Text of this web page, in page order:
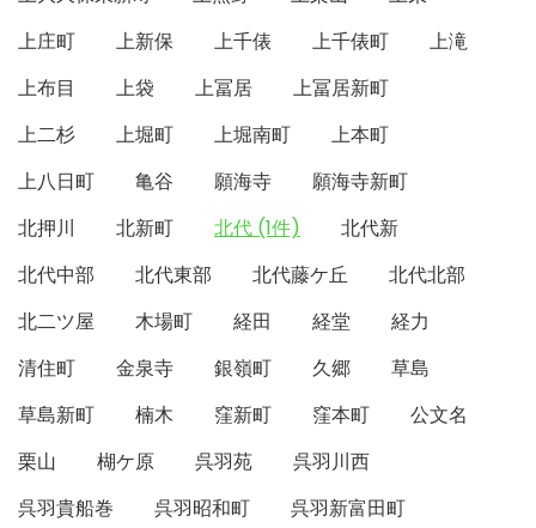
上庄町
上新保 上千俵 上千俵町
上滝
上布目
上袋 上冨居
上冨居新町
上二杉
上堀町 上堀南町
上本町
上八日町
亀谷 願海寺
願海寺新町
北押川
北新町 北代 (1件)
北代新
北代中部
北代東部 北代藤ケ丘
北代北部
北二ツ屋
木場町 経田 経堂
経力
清住町
金泉寺 銀嶺町 久郷
草島
草島新町
楠木 窪新町 窪本町
公文名
栗山
楜ケ原 呉羽苑
呉羽川西
呉羽貴船巻
呉羽昭和町
呉羽新富田町